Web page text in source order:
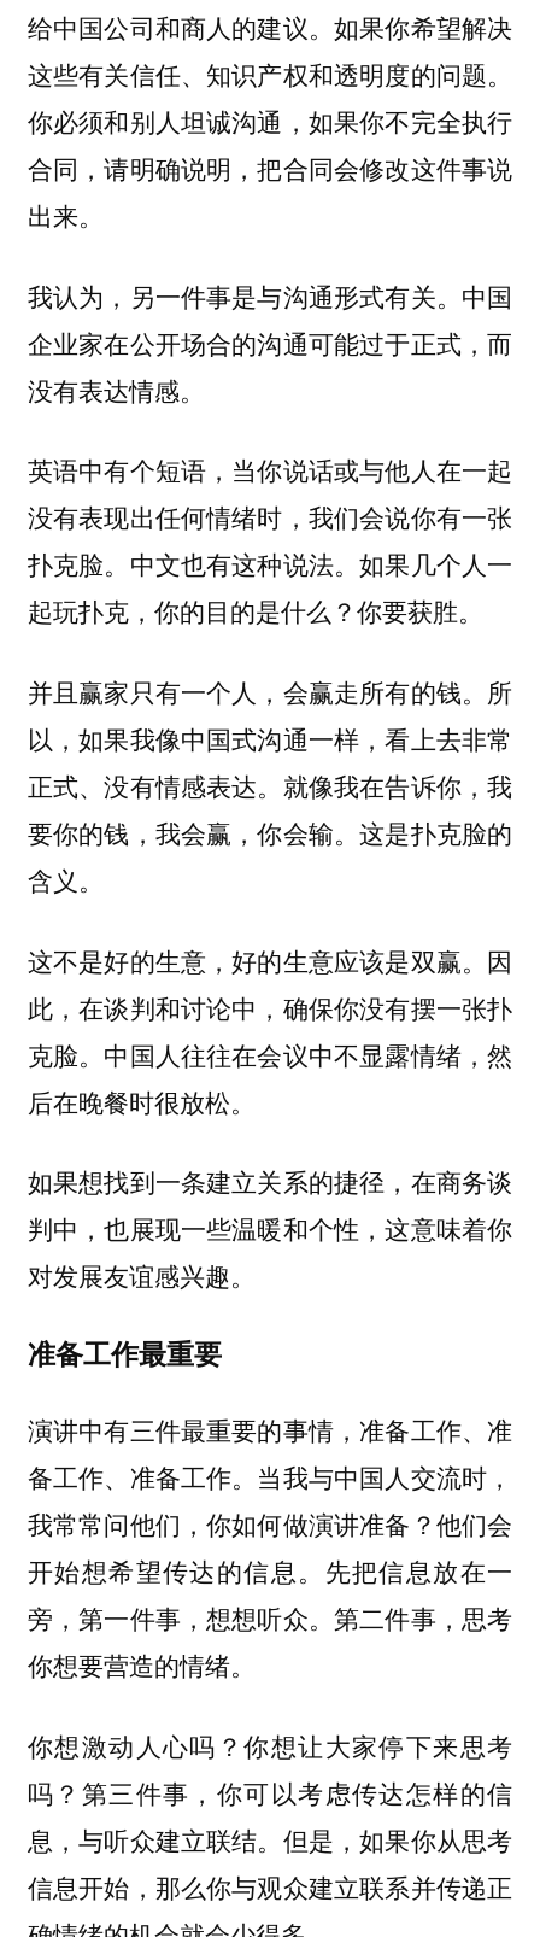
给中国公司和商人的建议。如果你希望解决
这些有关信任、知识产权和透明度的问题。
你必须和别人坦诚沟通，如果你不完全执行
合同，请明确说明，把合同会修改这件事说
出来。
我认为，另一件事是与沟通形式有关。 中国
企业家在公开场合的沟通可能过于正式，而
没有表达情感。
英语中有个短语，当你说话或与他人在一起
没有表现出任何情绪时，我们会说你有一张
扑克脸。中文也有这种说法。如果几个人一
起玩扑克，你的目的是什么？你要获胜。
并且赢家只有一个人，会赢走所有的钱。所
以，如果我像中国式沟通一样，看上去非常
正式、没有情感表达。就像我在告诉你，我
要你的钱，我会赢，你会输。这是扑克脸的
含义。
这不是好的生意，好的生意应该是双赢。因
此，在谈判和讨论中，确保你没有摆一张扑
克脸。中国人往往在会议中不显露情绪，然
后在晚餐时很放松。
如果想找到一条建立关系的捷径，在商务谈
判中，也展现一些温暖和个性，这意味着你
对发展友谊感兴趣。
准备工作最重要
演讲中有三件最重要的事情，准备工作、准
备工作、准备工作。当我与中国人交流时，
我常常问他们，你如何做演讲准备？他们会
开始想希望传达的信息。先把信息放在一
旁，第一件事，想想听众。第二件事，思考
你想要营造的情绪。
你想激动人心吗？你想让大家停下来思考
吗？第三件事，你可以考虑传达怎样的信
息，与听众建立联结。但是，如果你从思考
信息开始，那么你与观众建立联系并传递正